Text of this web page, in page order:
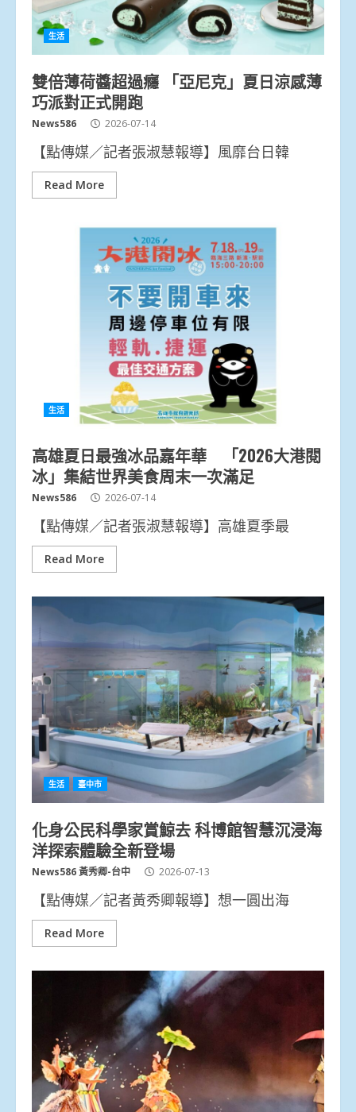
生活
雙倍薄荷醬超過癮 「亞尼克」夏日涼感薄
巧派對正式開跑
News586 2026-07-14
【點傳媒／記者張淑慧報導】風靡台日韓
Read More
生活
高雄夏日最強冰品嘉年華 「2026大港閱
冰」集結世界美食周末一次滿足
News586 2026-07-14
【點傳媒／記者張淑慧報導】高雄夏季最
Read More
生活 臺中市
化身公民科學家賞鯨去 科博館智慧沉浸海
洋探索體驗全新登場
News586 黃秀卿-台中 2026-07-13
【點傳媒／記者黃秀卿報導】想一圓出海
Read More